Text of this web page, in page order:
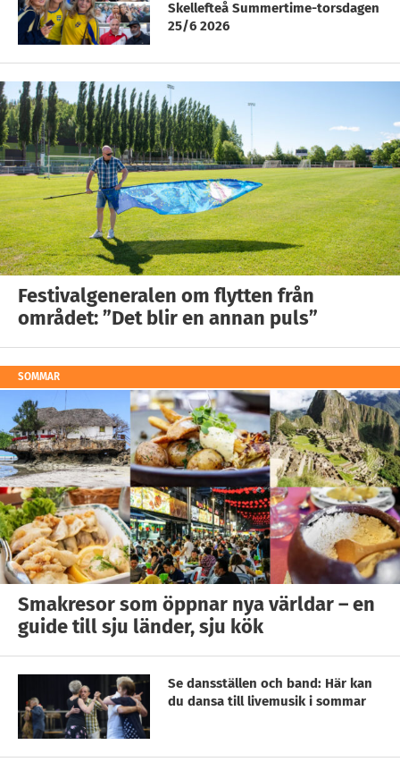
Skellefteå Summertime-torsdagen
25/6 2026
Festivalgeneralen om flytten från
området: ”Det blir en annan puls”
SOMMAR
Smakresor som öppnar nya världar – en
guide till sju länder, sju kök
Se dansställen och band: Här kan
du dansa till livemusik i sommar